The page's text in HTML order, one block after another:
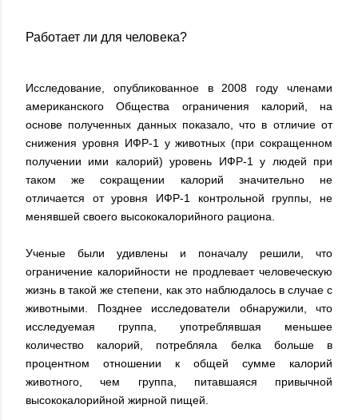
Работает ли для человека?
Исследование, опубликованное в 2008 году членами
американского Общества ограничения калорий, на
основе полученных данных показало, что в отличие от
снижения уровня ИФР-1 у животных (при сокращенном
получении ими калорий) уровень ИФР-1 у людей при
таком же сокращении калорий значительно не
отличается от уровня ИФР-1 контрольной группы, не
менявшей своего высококалорийного рациона.
Ученые были удивлены и поначалу решили, что
ограничение калорийности не продлевает человеческую
жизнь в такой же степени, как это наблюдалось в случае с
животными. Позднее исследователи обнаружили, что
исследуемая группа, употреблявшая меньшее
количество калорий, потребляла белка больше в
процентном отношении к общей сумме калорий
животного, чем группа, питавшаяся привычной
высококалорийной жирной пищей.